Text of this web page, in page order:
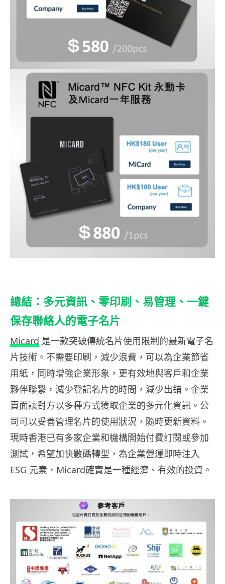
總結：多元資訊、零印刷、易管理、一鍵
保存聯絡人的電子名片
Micard 是一款突破傳統名片使用限制的最新電子名
片技術。不需要印刷，減少浪費，可以為企業節省
用紙，同時增強企業形象，更有效地與客戶和企業
夥伴聯繫，減少登記名片的時間，減少出錯。企業
頁面讓對方以多種方式獲取企業的多元化資訊。公
司可以妥善管理名片的使用狀況，隨時更新資料。
現時香港已有多家企業和機構開始付費訂閱或參加
測試，希望加快數碼轉型，為企業營運即時注入
ESG 元素，Micard確實是一種經濟、有效的投資。